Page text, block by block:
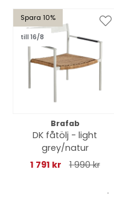
Spara 10%
till 16/8
Brafab
DK fåtölj - light
grey/natur
1 791 kr
1 990 kr